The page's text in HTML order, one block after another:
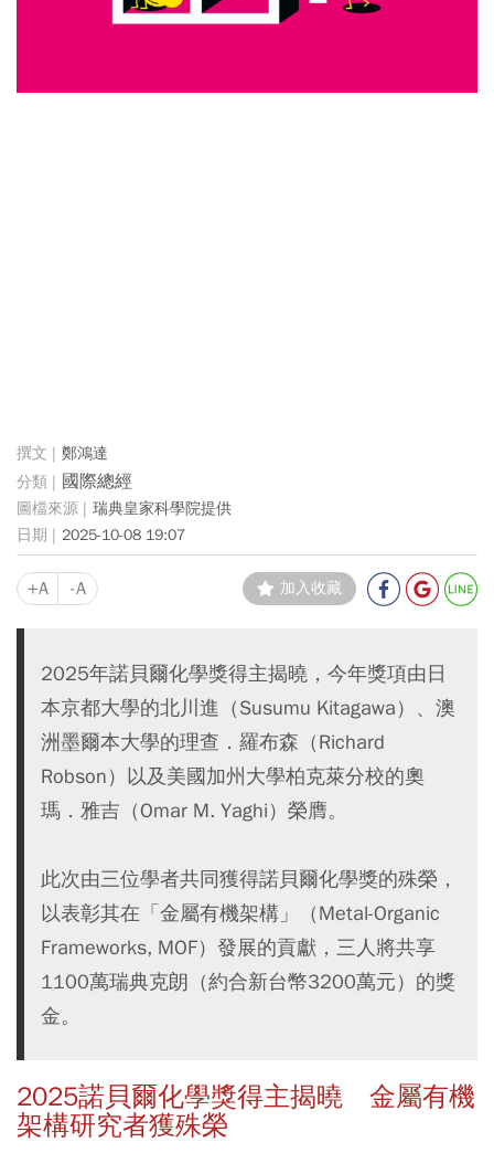
鄭鴻達
國際總經
瑞典皇家科學院提供
2025-10-08 19:07
+A -A 加入收藏
2025年諾貝爾化學獎得主揭曉，今年獎項由日
本京都大學的北川進（Susumu Kitagawa）、澳
洲墨爾本大學的理查．羅布森（Richard
Robson）以及美國加州大學柏克萊分校的奧
瑪．雅吉（Omar M. Yaghi）榮膺。
此次由三位學者共同獲得諾貝爾化學獎的殊榮，
以表彰其在「金屬有機架構」（Metal-Organic
Frameworks, MOF）發展的貢獻，三人將共享
1100萬瑞典克朗（約合新台幣3200萬元）的獎
金。
2025諾貝爾化學獎得主揭曉 金屬有機
架構研究者獲殊榮